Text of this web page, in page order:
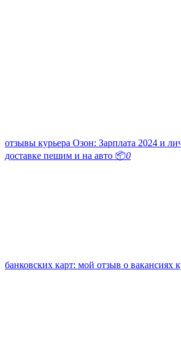
отзывы курьера Озон: Зарплата 2024 и
доставке пешим и на авто 📦0
банковских карт: мой отзыв о вакансиях